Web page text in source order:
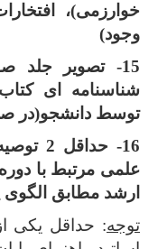
خوارزمی)،
وجود)
15- تصویر
شناسنامه ای
توسط دانشجو(در
16-
علمی مرتبط با
ارشد مطابق الگوی
توجه: حداقل یکی